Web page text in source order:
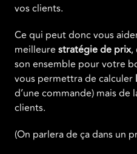
vos clients.
Ce qui peut donc vous
meilleure stratégie de prix,
son ensemble pour votre
vous permettra de calculer
d’une commande) mais de
clients.
(On parlera de ça dans un